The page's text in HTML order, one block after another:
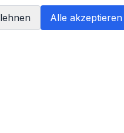
Alle akzeptieren